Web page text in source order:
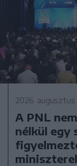
2026.
A PNL
nélkül egy